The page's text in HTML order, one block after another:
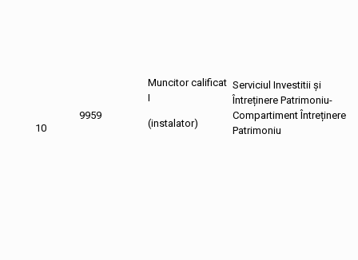
10
9959
Muncitor calificat
I
(instalator)
Serviciul Investitii și
Întreținere Patrimoniu-
Compartiment Întreținere
Patrimoniu